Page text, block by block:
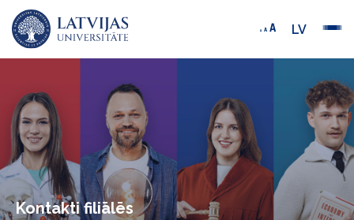
LV
Kontakti filiālēs